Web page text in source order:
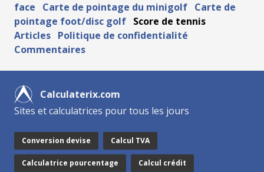
face
Carte de pointage du minigolf Carte de
pointage foot/disc golf Score de tennis
Articles Politique de confidentialité
Commentaires
Calculaterix.com
Sites et calculatrices pour tous les jours
Conversion devise Calcul TVA
Calculatrice pourcentage Calcul crédit